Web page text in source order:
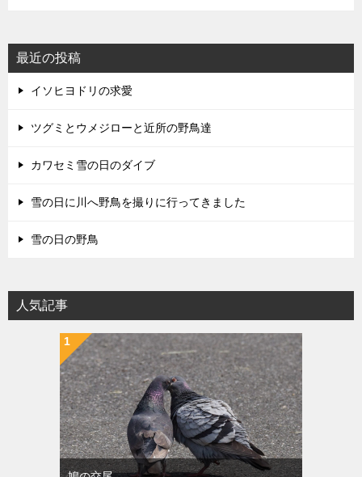
最近の投稿
イソヒヨドリの求愛
ツグミとウメジローと近所の野鳥達
カワセミ雪の日のダイブ
雪の日に川へ野鳥を撮りに行ってきました
雪の日の野鳥
人気記事